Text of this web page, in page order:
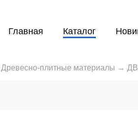
Главная Каталог
Древесно-плитные материалы →